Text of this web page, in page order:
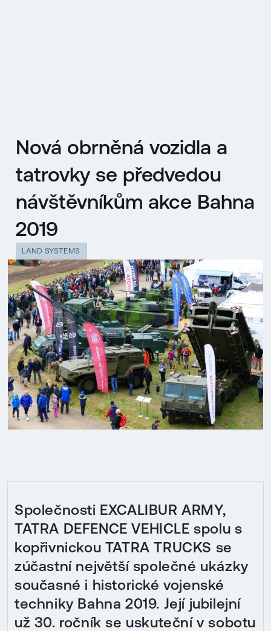
Nová obrněná vozidla a
tatrovky se předvedou
návštěvníkům akce Bahna
2019
LAND SYSTEMS
Společnosti EXCALIBUR ARMY,
TATRA DEFENCE VEHICLE spolu s
kopřivnickou TATRA TRUCKS se
zúčastní největší společné ukázky
současné i historické vojenské
techniky Bahna 2019. Její jubilejní
už 30. ročník se uskuteční v sobotu